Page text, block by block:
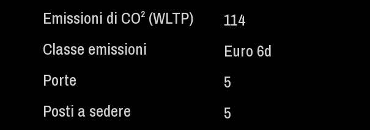
Emissioni di CO² (WLTP)​
114
Classe emissioni
Euro 6d
Porte
5
Posti a sedere
5